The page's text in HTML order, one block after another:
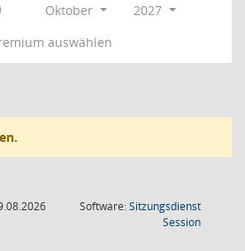
Oktober
2027
auswählen
Software:Sitzungsdienst
Session(Wird in